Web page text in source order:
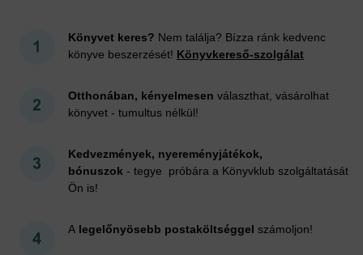
Könyvet keres? Nem találja? Bízza ránk kedvenc
könyve beszerzését! Könyvkereső-szolgálat
Otthonában, kényelmesen választhat, vásárolhat
könyvet - tumultus nélkül!
Kedvezmények, nyereményjátékok,
bónuszok - tegye próbára a Könyvklub szolgáltatását
Ön is!
A legelőnyösebb postaköltséggel számoljon!